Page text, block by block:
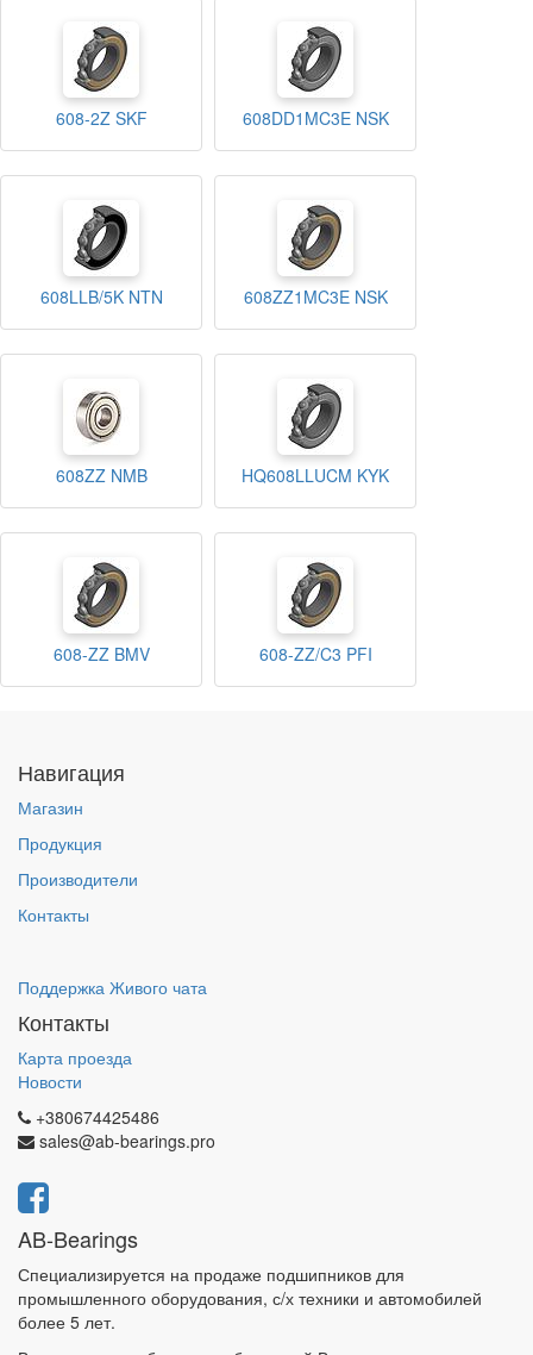
608-2Z SKF 608DD1MC3E NSK
608LLB/5K NTN 608ZZ1MC3E NSK
608ZZ NMB HQ608LLUCM KYK
608-ZZ BMV 608-ZZ/C3 PFI
Навигация
Магазин
Продукция
Производители
Контакты
Поддержка Живого чата
Контакты
Карта проезда
Новости
+380674425486
sales@ab-bearings.pro
AB-Bearings
Специализируется на продаже подшипников для
промышленного оборудования, с/х техники и автомобилей
более 5 лет.